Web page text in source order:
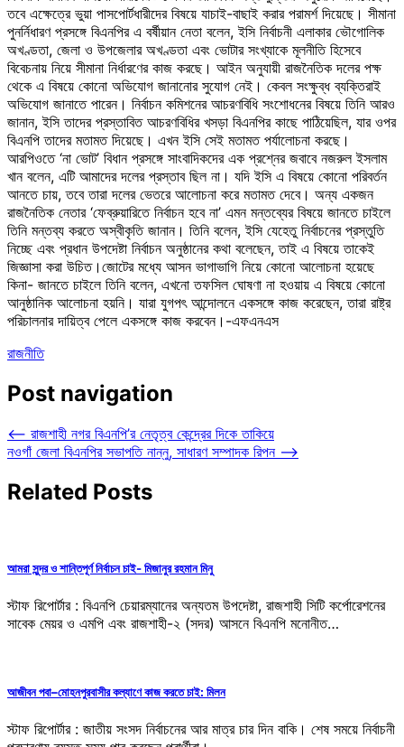
তবে এক্ষেত্রে ভুয়া পাসপোর্টধারীদের বিষয়ে যাচাই-বাছাই করার পরামর্শ দিয়েছে। সীমানা
পুনর্নিধারণ প্রসঙ্গে বিএনপির এ বর্ষীয়ান নেতা বলেন, ইসি নির্বাচনী এলাকার ভৌগোলিক
অখণ্ডতা, জেলা ও উপজেলার অখণ্ডতা এবং ভোটার সংখ্যাকে মূলনীতি হিসেবে
বিবেচনায় নিয়ে সীমানা নির্ধারণের কাজ করছে। আইন অনুযায়ী রাজনৈতিক দলের পক্ষ
থেকে এ বিষয়ে কোনো অভিযোগ জানানোর সুযোগ নেই। কেবল সংক্ষুব্ধ ব্যক্তিরাই
অভিযোগ জানাতে পারেন। নির্বাচন কমিশনের আচরণবিধি সংশোধনের বিষয়ে তিনি আরও
জানান, ইসি তাদের প্রস্তাবিত আচরণবিধির খসড়া বিএনপির কাছে পাঠিয়েছিল, যার ওপর
বিএনপি তাদের মতামত দিয়েছে। এখন ইসি সেই মতামত পর্যালোচনা করছে।
আরপিওতে ‘না ভোট’ বিধান প্রসঙ্গে সাংবাদিকদের এক প্রশ্নের জবাবে নজরুল ইসলাম
খান বলেন, এটি আমাদের দলের প্রস্তাব ছিল না। যদি ইসি এ বিষয়ে কোনো পরিবর্তন
আনতে চায়, তবে তারা দলের ভেতরে আলোচনা করে মতামত দেবে। অন্য একজন
রাজনৈতিক নেতার ‘ফেব্রুয়ারিতে নির্বাচন হবে না’ এমন মন্তব্যের বিষয়ে জানতে চাইলে
তিনি মন্তব্য করতে অস্বীকৃতি জানান। তিনি বলেন, ইসি যেহেতু নির্বাচনের প্রস্তুতি
নিচ্ছে এবং প্রধান উপদেষ্টা নির্বাচন অনুষ্ঠানের কথা বলেছেন, তাই এ বিষয়ে তাকেই
জিজ্ঞাসা করা উচিত।জোটের মধ্যে আসন ভাগাভাগি নিয়ে কোনো আলোচনা হয়েছে
কিনা- জানতে চাইলে তিনি বলেন, এখনো তফসিল ঘোষণা না হওয়ায় এ বিষয়ে কোনো
আনুষ্ঠানিক আলোচনা হয়নি। যারা যুগপৎ আন্দোলনে একসঙ্গে কাজ করেছেন, তারা রাষ্ট্র
পরিচালনার দায়িত্ব পেলে একসঙ্গে কাজ করবেন।-এফএনএস
রাজনীতি
Post navigation
⟵ রাজশাহী নগর বিএনপি’র নেতৃত্ব কেন্দ্রের দিকে তাকিয়ে
নওগাঁ জেলা বিএনপির সভাপতি নান্নু, সাধারণ সম্পাদক রিপন ⟶
Related Posts
আমরা সুন্দর ও শান্তিপূর্ণ নির্বাচন চাই- মিজানুর রহমান মিনু
স্টাফ রিপোর্টার : বিএনপি চেয়ারম্যানের অন্যতম উপদেষ্টা, রাজশাহী সিটি কর্পোরেশনের
সাবেক মেয়র ও এমপি এবং রাজশাহী-২ (সদর) আসনে বিএনপি মনোনীত…
আজীবন পবা–মোহনপুরবাসীর কল্যাণে কাজ করতে চাই: মিলন
স্টাফ রিপোর্টার : জাতীয় সংসদ নির্বাচনের আর মাত্র চার দিন বাকি। শেষ সময়ে নির্বাচনী